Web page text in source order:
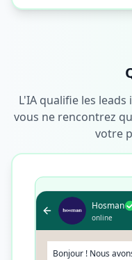
L'IA qualifie les
vous ne rencontrez
votre
Hosman
online
Bonjour ! Nous